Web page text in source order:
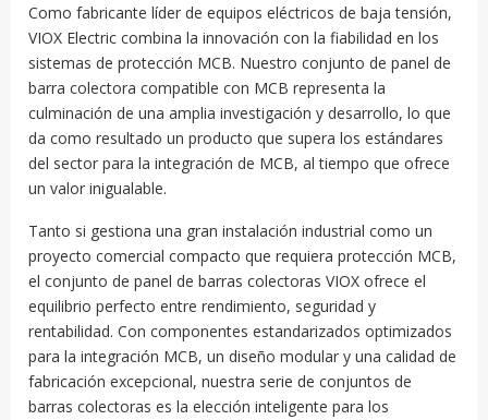
Como fabricante líder de equipos eléctricos de baja tensión,
VIOX Electric combina la innovación con la fiabilidad en los
sistemas de protección MCB. Nuestro conjunto de panel de
barra colectora compatible con MCB representa la
culminación de una amplia investigación y desarrollo, lo que
da como resultado un producto que supera los estándares
del sector para la integración de MCB, al tiempo que ofrece
un valor inigualable.
Tanto si gestiona una gran instalación industrial como un
proyecto comercial compacto que requiera protección MCB,
el conjunto de panel de barras colectoras VIOX ofrece el
equilibrio perfecto entre rendimiento, seguridad y
rentabilidad. Con componentes estandarizados optimizados
para la integración MCB, un diseño modular y una calidad de
fabricación excepcional, nuestra serie de conjuntos de
barras colectoras es la elección inteligente para los